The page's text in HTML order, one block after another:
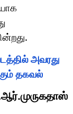
அவரது
தகவல்